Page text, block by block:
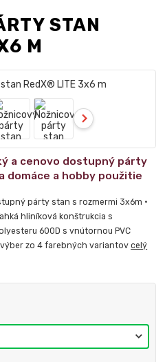
STAN
M
a cenovo dostupný párty
domáce a hobby použitie
párty stan s rozmermi 3x6m •
hliníková konštrukcia s
600D s vnútornou PVC
zo 4 farebných variantovcelý